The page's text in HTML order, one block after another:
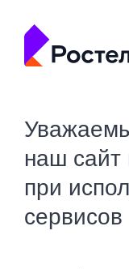
наш сайт
при
сервисов